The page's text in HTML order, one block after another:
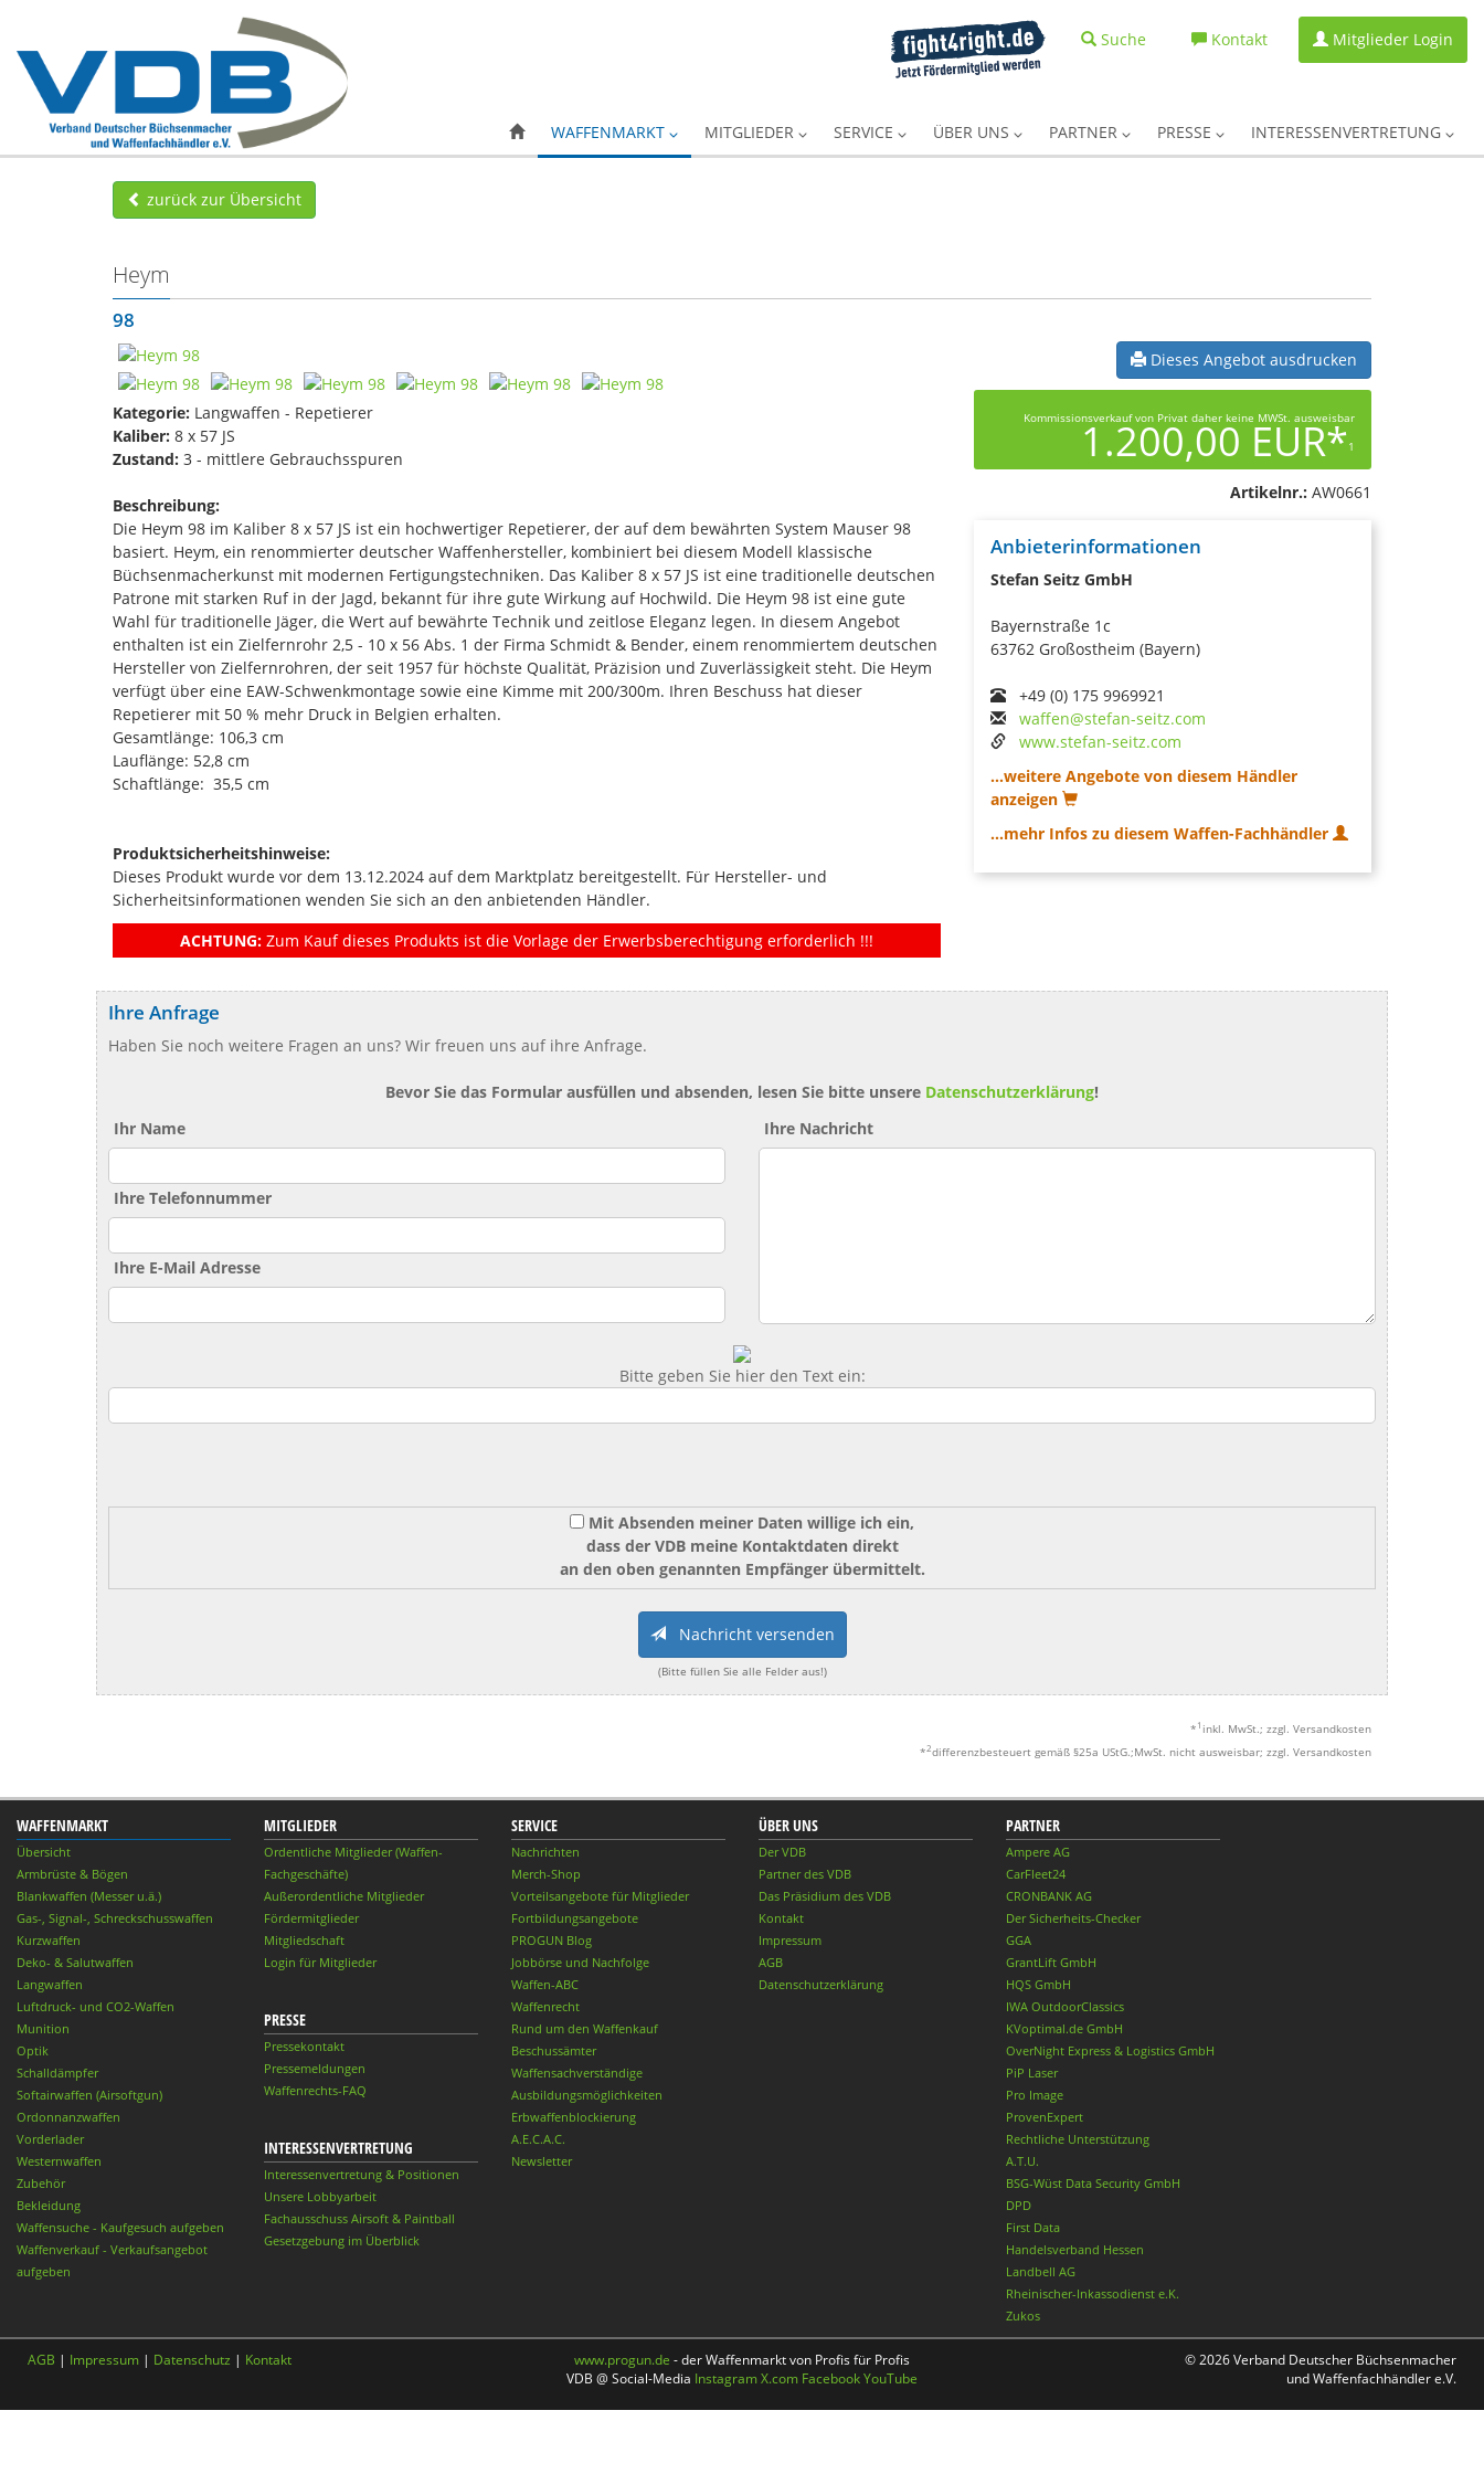
Suche Kontakt Mitglieder Login
WAFFENMARKT MITGLIEDER SERVICE ÜBER UNS PARTNER PRESSE INTERESSENVERTRETUNG
zurück zur Übersicht
Heym
98
Kategorie: Langwaffen - Repetierer
Kaliber: 8 x 57 JS
Zustand: 3 - mittlere Gebrauchsspuren
Beschreibung:
Die Heym 98 im Kaliber 8 x 57 JS ist ein hochwertiger Repetierer, der auf dem bewährten System Mauser 98
basiert. Heym, ein renommierter deutscher Waffenhersteller, kombiniert bei diesem Modell klassische
Büchsenmacherkunst mit modernen Fertigungstechniken. Das Kaliber 8 x 57 JS ist eine traditionelle deutschen
Patrone mit starken Ruf in der Jagd, bekannt für ihre gute Wirkung auf Hochwild. Die Heym 98 ist eine gute
Wahl für traditionelle Jäger, die Wert auf bewährte Technik und zeitlose Eleganz legen. In diesem Angebot
enthalten ist ein Zielfernrohr 2,5 - 10 x 56 Abs. 1 der Firma Schmidt & Bender, einem renommiertem deutschen
Hersteller von Zielfernrohren, der seit 1957 für höchste Qualität, Präzision und Zuverlässigkeit steht. Die Heym
verfügt über eine EAW-Schwenkmontage sowie eine Kimme mit 200/300m. Ihren Beschuss hat dieser
Repetierer mit 50 % mehr Druck in Belgien erhalten.
Gesamtlänge: 106,3 cm
Lauflänge: 52,8 cm
Schaftlänge: 35,5 cm
Produktsicherheitshinweise:
Dieses Produkt wurde vor dem 13.12.2024 auf dem Marktplatz bereitgestellt. Für Hersteller- und
Sicherheitsinformationen wenden Sie sich an den anbietenden Händler.
ACHTUNG: Zum Kauf dieses Produkts ist die Vorlage der Erwerbsberechtigung erforderlich !!!
Dieses Angebot ausdrucken
Kommissionsverkauf von Privat daher keine MWSt. ausweisbar
1.200,00 EUR*1
Artikelnr.: AW0661
Anbieterinformationen
Stefan Seitz GmbH
Bayernstraße 1c
63762 Großostheim (Bayern)
+49 (0) 175 9969921
waffen@stefan-seitz.com
www.stefan-seitz.com
...weitere Angebote von diesem Händler
anzeigen
...mehr Infos zu diesem Waffen-Fachhändler
Ihre Anfrage
Haben Sie noch weitere Fragen an uns? Wir freuen uns auf ihre Anfrage.
Bevor Sie das Formular ausfüllen und absenden, lesen Sie bitte unsere Datenschutzerklärung!
Ihr Name
Ihre Telefonnummer
Ihre E-Mail Adresse
Ihre Nachricht
Bitte geben Sie hier den Text ein:
Mit Absenden meiner Daten willige ich ein,
dass der VDB meine Kontaktdaten direkt
an den oben genannten Empfänger übermittelt.
Nachricht versenden
(Bitte füllen Sie alle Felder aus!)
* 1 inkl. MwSt.; zzgl. Versandkosten
*2differenzbesteuert gemäß §25a UStG.;MwSt. nicht ausweisbar; zzgl. Versandkosten
WAFFENMARKT
Übersicht
Armbrüste & Bögen
Blankwaffen (Messer u.ä.)
Gas-, Signal-, Schreckschusswaffen
Kurzwaffen
Deko- & Salutwaffen
Langwaffen
Luftdruck- und CO2-Waffen
Munition
Optik
Schalldämpfer
Softairwaffen (Airsoftgun)
Ordonnanzwaffen
Vorderlader
Westernwaffen
Zubehör
Bekleidung
Waffensuche - Kaufgesuch aufgeben
Waffenverkauf - Verkaufsangebot
aufgeben
MITGLIEDER
Ordentliche Mitglieder (Waffen-
Fachgeschäfte)
Außerordentliche Mitglieder
Fördermitglieder
Mitgliedschaft
Login für Mitglieder
PRESSE
Pressekontakt
Pressemeldungen
Waffenrechts-FAQ
INTERESSENVERTRETUNG
Interessenvertretung & Positionen
Unsere Lobbyarbeit
Fachausschuss Airsoft & Paintball
Gesetzgebung im Überblick
SERVICE
Nachrichten
Merch-Shop
Vorteilsangebote für Mitglieder
Fortbildungsangebote
PROGUN Blog
Jobbörse und Nachfolge
Waffen-ABC
Waffenrecht
Rund um den Waffenkauf
Beschussämter
Waffensachverständige
Ausbildungsmöglichkeiten
Erbwaffenblockierung
A.E.C.A.C.
Newsletter
ÜBER UNS
Der VDB
Partner des VDB
Das Präsidium des VDB
Kontakt
Impressum
AGB
Datenschutzerklärung
PARTNER
Ampere AG
CarFleet24
CRONBANK AG
Der Sicherheits-Checker
GGA
GrantLift GmbH
HQS GmbH
IWA OutdoorClassics
KVoptimal.de GmbH
OverNight Express & Logistics GmbH
PiP Laser
Pro Image
ProvenExpert
Rechtliche Unterstützung
A.T.U.
BSG-Wüst Data Security GmbH
DPD
First Data
Handelsverband Hessen
Landbell AG
Rheinischer-Inkassodienst e.K.
Zukos
AGB | Impressum | Datenschutz | Kontakt www.progun.de - der Waffenmarkt von Profis für Profis
VDB @ Social-Media InstagramX.com FacebookYouTube
© 2026 Verband Deutscher Büchsenmacher
und Waffenfachhändler e.V.